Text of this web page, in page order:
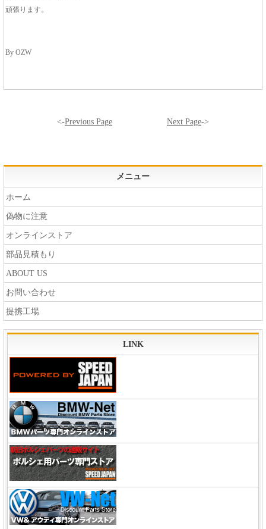
頑張ります。
By OZW
<-Previous Page Next Page->
メニュー
ホーム
偽物に注意
オンラインストア
部品見積もり
ABOUT US
お問い合わせ
提携工場
LINK